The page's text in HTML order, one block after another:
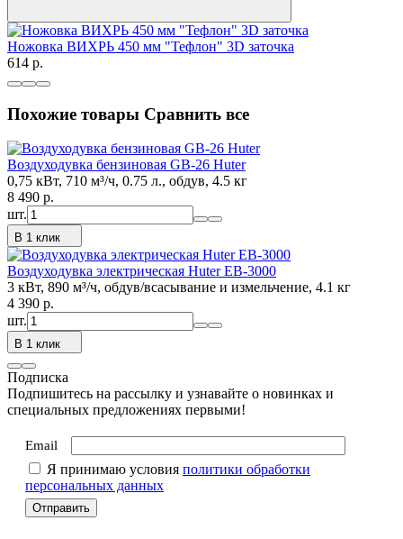
Ножовка ВИХРЬ 450 мм "Тефлон" 3D заточка
614 p.
Похожие товары Сравнить все
Воздуходувка бензиновая GB-26 Huter
0,75 кВт, 710 м³/ч, 0.75 л., обдув, 4.5 кг
8 490 p.
шт.
В 1 клик
Воздуходувка электрическая Huter EB-3000
3 кВт, 890 м³/ч, обдув/всасывание и измельчение, 4.1 кг
4 390 p.
шт.
В 1 клик
Подписка
Подпишитесь на рассылку и узнавайте о новинках и
специальных предложениях первыми!
Email
Я принимаю условия политики обработки
персональных данных